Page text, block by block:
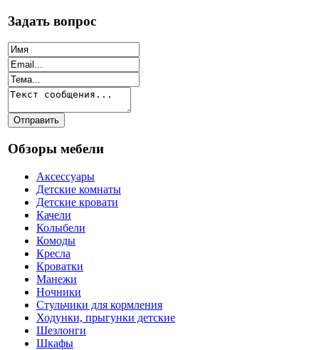
Задать вопрос
Обзоры мебели
Аксессуары
Детские комнаты
Детские кровати
Качели
Колыбели
Комоды
Кресла
Кроватки
Манежи
Ночники
Стульчики для кормления
Ходунки, прыгунки детские
Шезлонги
Шкафы